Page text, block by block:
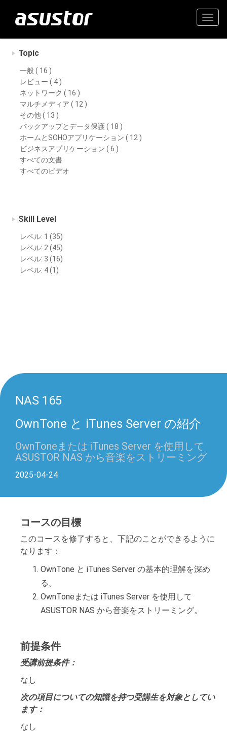
Topic
一般 ( 16 )
レビュー ( 4 )
ネットワーク ( 16 )
マルチメディア ( 12 )
その他 ( 13 )
バックアップとデータ保護 ( 18 )
ホームとSOHOアプリケーション ( 12 )
ビジネスアプリケーション ( 6 )
すべての文書
すべてのビデオ
Skill Level
レベル: 1 (35)
レベル: 2 (45)
レベル: 3 (16)
レベル: 4 (1)
NAS 165
OwnTone と iTunes Server の紹介
OwnToneまたは iTunes Server を使用して
ASUSTOR NAS から音楽をストリーミング
2025-04-24
コースの目標
このコースを修了すると、下記のことができるように
なります：
OwnTone と iTunes Server の基本的理解を深め
る。
OwnToneまたは iTunes Server を使用して
ASUSTOR NAS から音楽をストリーミング。
前提条件
受講前提条件：
なし
次の項目についての知識を持つ受講生を対象としてい
ます：
なし